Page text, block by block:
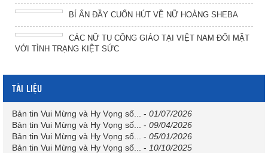
BÍ ẨN ĐẦY CUỐN HÚT VỀ NỮ HOÀNG SHEBA
CÁC NỮ TU CÔNG GIÁO TẠI VIỆT NAM ĐỐI MẶT
VỚI TÌNH TRẠNG KIỆT SỨC
TÀI LIỆU
Bản tin Vui Mừng và Hy Vọng số... - 01/07/2026
Bản tin Vui Mừng và Hy Vọng số...
- 09/04/2026
Bản tin Vui Mừng và Hy Vọng số...
- 05/01/2026
Bản tin Vui Mừng và Hy Vọng số...
- 10/10/2025